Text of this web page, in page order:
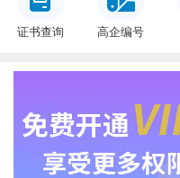
证书查询 高企编号